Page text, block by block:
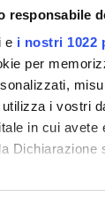
responsabile
e i nostri 1022
per
i vostri
in cui avete
Dichiarazione
il tuo